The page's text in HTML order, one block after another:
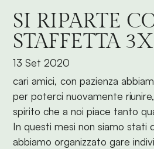
SI RIPARTE
STAFFETTA
13 Set 2020
cari amici, con pazienza
per poterci nuovamente
spirito che a noi piace tanto
In questi mesi non siamo stati
abbiamo organizzato gare